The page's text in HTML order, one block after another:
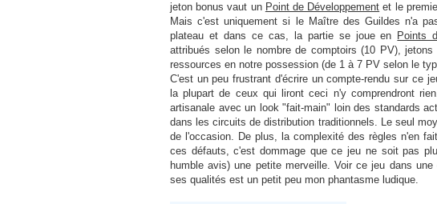
jeton bonus vaut un Point de Développement et le
Mais c'est uniquement si le Maître des Guildes n'a
plateau et dans ce cas, la partie se joue en Points
attribués selon le nombre de comptoirs (10 PV),
ressources en notre possession (de 1 à 7 PV selon le
C'est un peu frustrant d'écrire un compte-rendu sur ce
la plupart de ceux qui liront ceci n'y comprendront
artisanale avec un look "fait-main" loin des standards
dans les circuits de distribution traditionnels. Le seul
de l'occasion. De plus, la complexité des règles n'en
ces défauts, c'est dommage que ce jeu ne soit pas
humble avis) une petite merveille. Voir ce jeu dans
ses qualités est un petit peu mon phantasme ludique.